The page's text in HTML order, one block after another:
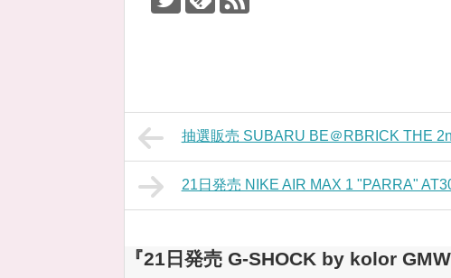
抽選販売 SUBARU BE＠RBRICK THE
21日発売 NIKE AIR MAX 1 "PARRA"
『21日発売 G-SHOCK by kolor